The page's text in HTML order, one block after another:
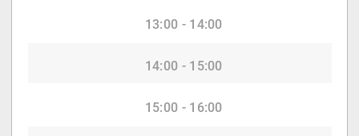
13:00 - 14:00
14:00 - 15:00
15:00 - 16:00